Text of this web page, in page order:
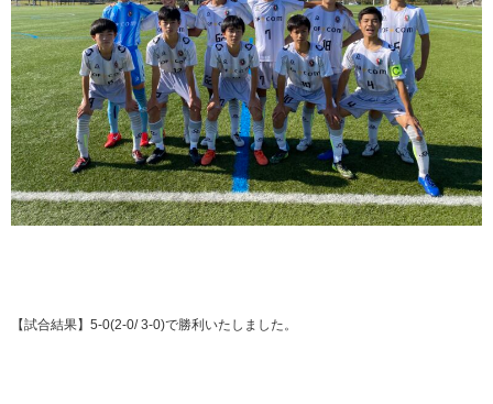
【試合結果】5-0(2-0/ 3-0)で勝利いたしました。